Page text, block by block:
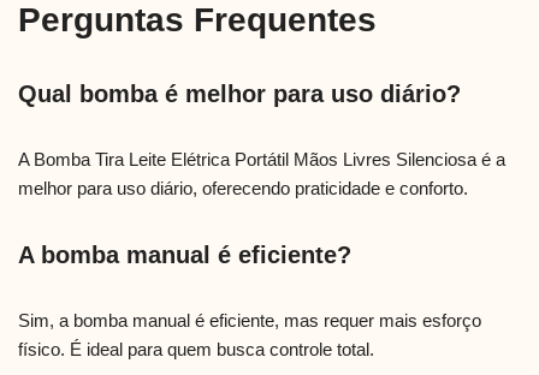
Perguntas Frequentes
Qual bomba é melhor para uso diário?
A Bomba Tira Leite Elétrica Portátil Mãos Livres Silenciosa é a
melhor para uso diário, oferecendo praticidade e conforto.
A bomba manual é eficiente?
Sim, a bomba manual é eficiente, mas requer mais esforço
físico. É ideal para quem busca controle total.